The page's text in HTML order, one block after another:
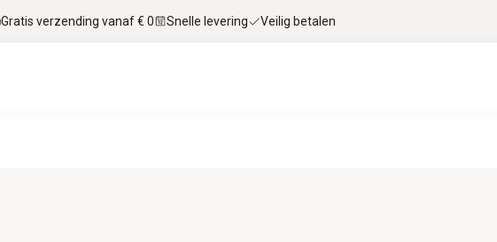
Gratis verzending vanaf € 0 Snelle levering Veilig betalen